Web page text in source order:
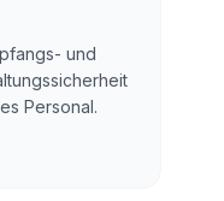
und
Personal.